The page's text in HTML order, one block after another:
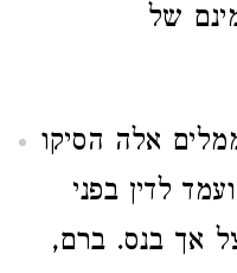
של
אלה הסיקו
לדין בפני
אך בנס. ברם,